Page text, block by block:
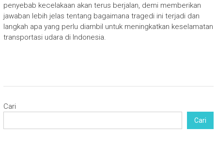
penyebab kecelakaan akan terus berjalan, demi memberikan
jawaban lebih jelas tentang bagaimana tragedi ini terjadi dan
langkah apa yang perlu diambil untuk meningkatkan keselamatan
transportasi udara di Indonesia.
Cari
Cari